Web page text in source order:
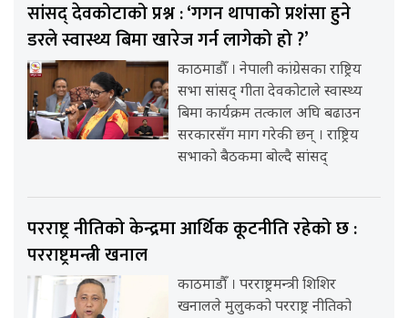
सांसद् देवकोटाको प्रश्न : ‘गगन थापाको प्रशंसा हुने
डरले स्वास्थ्य बिमा खारेज गर्न लागेको हो ?’
काठमाडौँ । नेपाली कांग्रेसका राष्ट्रिय
सभा सांसद् गीता देवकोटाले स्वास्थ्य
बिमा कार्यक्रम तत्काल अघि बढाउन
सरकारसँग माग गरेकी छन् । राष्ट्रिय
सभाको बैठकमा बोल्दै सांसद्
परराष्ट्र नीतिको केन्द्रमा आर्थिक कूटनीति रहेको छ :
परराष्ट्रमन्त्री खनाल
काठमाडौँ । परराष्ट्रमन्त्री शिशिर
खनालले मुलुकको परराष्ट्र नीतिको